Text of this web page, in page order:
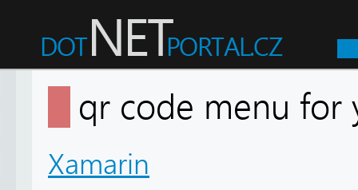
qr code menu
Xamarin